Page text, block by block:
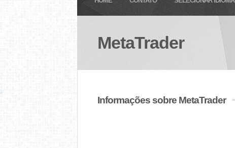
MetaTrader
Informações sobre MetaTrader